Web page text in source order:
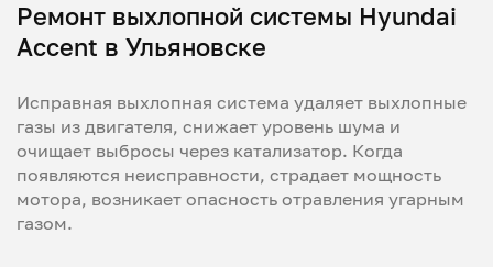
Ремонт выхлопной системы Hyundai
Accent в Ульяновске
Исправная выхлопная система удаляет выхлопные
газы из двигателя, снижает уровень шума и
очищает выбросы через катализатор. Когда
появляются неисправности, страдает мощность
мотора, возникает опасность отравления угарным
газом.